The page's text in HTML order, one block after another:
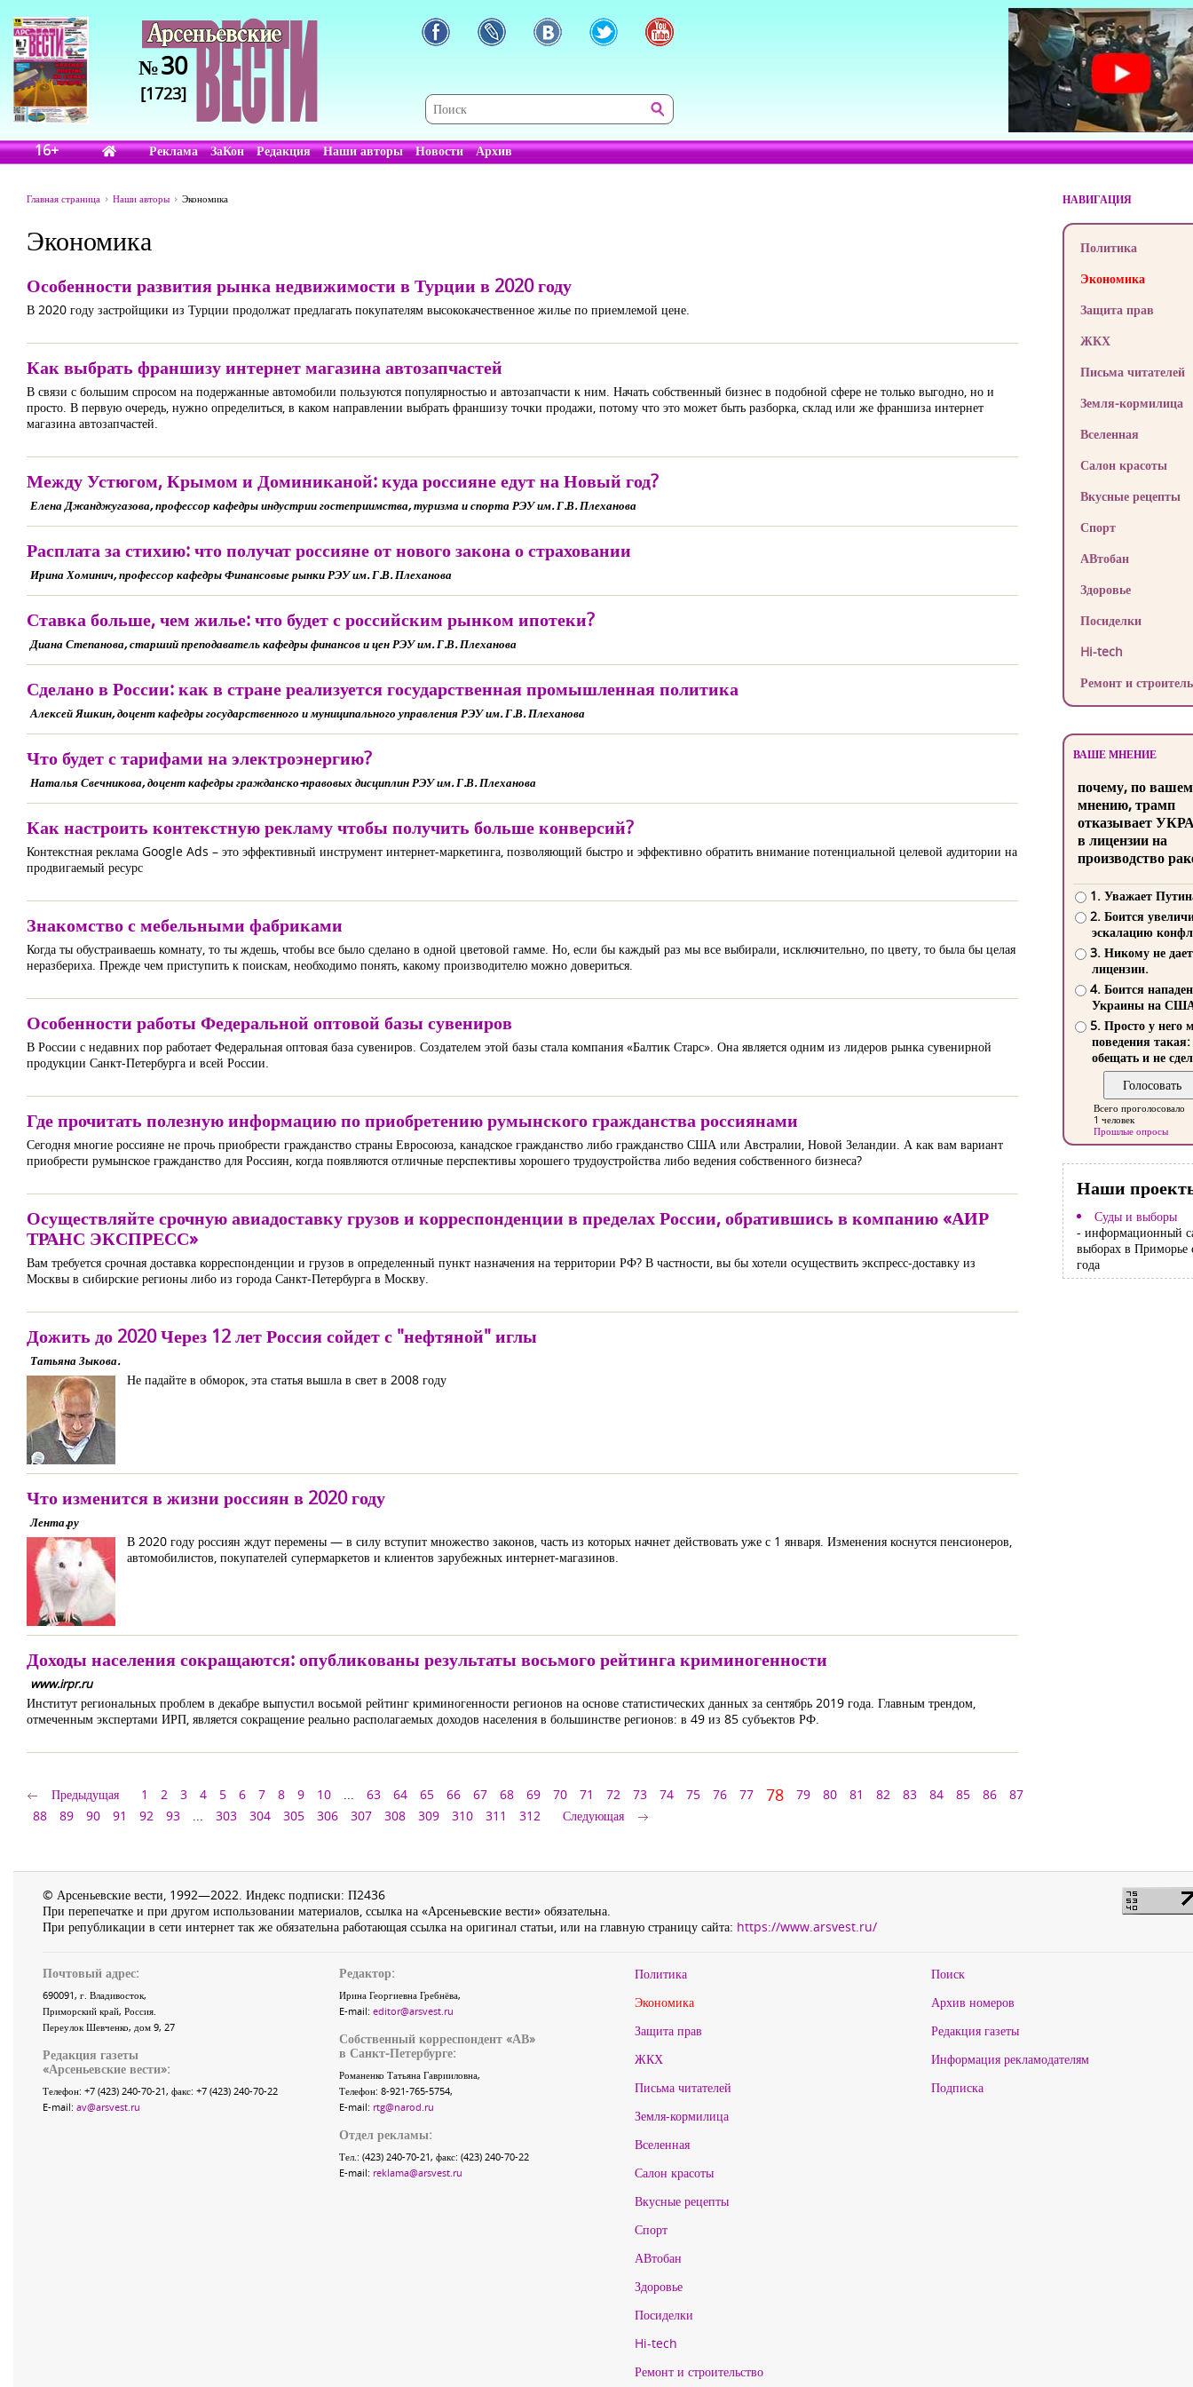
№30
[1723]
16+ Реклама ЗаКон Редакция Наши авторы Новости Архив
Главная страница Наши авторы Экономика
Экономика
Особенности развития рынка недвижимости в Турции в 2020 году
В 2020 году застройщики из Турции продолжат предлагать покупателям высококачественное жилье по приемлемой цене.
Как выбрать франшизу интернет магазина автозапчастей
В связи с большим спросом на подержанные автомобили пользуются популярностью и автозапчасти к ним. Начать собственный бизнес в подобной сфере не только выгодно, но и
просто. В первую очередь, нужно определиться, в каком направлении выбрать франшизу точки продажи, потому что это может быть разборка, склад или же франшиза интернет
магазина автозапчастей.
Между Устюгом, Крымом и Доминиканой: куда россияне едут на Новый год?
Елена Джанджугазова, профессор кафедры индустрии гостеприимства, туризма и спорта РЭУ им. Г.В. Плеханова
Расплата за стихию: что получат россияне от нового закона о страховании
Ирина Хоминич, профессор кафедры Финансовые рынки РЭУ им. Г.В. Плеханова
Ставка больше, чем жилье: что будет с российским рынком ипотеки?
Диана Степанова, старший преподаватель кафедры финансов и цен РЭУ им. Г.В. Плеханова
Сделано в России: как в стране реализуется государственная промышленная политика
Алексей Яшкин, доцент кафедры государственного и муниципального управления РЭУ им. Г.В. Плеханова
Что будет с тарифами на электроэнергию?
Наталья Свечникова, доцент кафедры гражданско-правовых дисциплин РЭУ им. Г.В. Плеханова
Как настроить контекстную рекламу чтобы получить больше конверсий?
Контекстная реклама Google Ads – это эффективный инструмент интернет-маркетинга, позволяющий быстро и эффективно обратить внимание потенциальной целевой аудитории на
продвигаемый ресурс
Знакомство с мебельными фабриками
Когда ты обустраиваешь комнату, то ты ждешь, чтобы все было сделано в одной цветовой гамме. Но, если бы каждый раз мы все выбирали, исключительно, по цвету, то была бы целая
неразбериха. Прежде чем приступить к поискам, необходимо понять, какому производителю можно довериться.
Особенности работы Федеральной оптовой базы сувениров
В России с недавних пор работает Федеральная оптовая база сувениров. Создателем этой базы стала компания «Балтик Старс». Она является одним из лидеров рынка сувенирной
продукции Санкт-Петербурга и всей России.
Где прочитать полезную информацию по приобретению румынского гражданства россиянами
Сегодня многие россияне не прочь приобрести гражданство страны Евросоюза, канадское гражданство либо гражданство США или Австралии, Новой Зеландии. А как вам вариант
приобрести румынское гражданство для Россиян, когда появляются отличные перспективы хорошего трудоустройства либо ведения собственного бизнеса?
Осуществляйте срочную авиадоставку грузов и корреспонденции в пределах России, обратившись в компанию «АИР
ТРАНС ЭКСПРЕСС»
Вам требуется срочная доставка корреспонденции и грузов в определенный пункт назначения на территории РФ? В частности, вы бы хотели осуществить экспресс-доставку из
Москвы в сибирские регионы либо из города Санкт-Петербурга в Москву.
Дожить до 2020 Через 12 лет Россия сойдет с "нефтяной" иглы
Татьяна Зыкова.
Не падайте в обморок, эта статья вышла в свет в 2008 году
Что изменится в жизни россиян в 2020 году
Лента.ру
В 2020 году россиян ждут перемены — в силу вступит множество законов, часть из которых начнет действовать уже с 1 января. Изменения коснутся пенсионеров,
автомобилистов, покупателей супермаркетов и клиентов зарубежных интернет-магазинов.
Доходы населения сокращаются: опубликованы результаты восьмого рейтинга криминогенности
www.irpr.ru
Институт региональных проблем в декабре выпустил восьмой рейтинг криминогенности регионов на основе статистических данных за сентябрь 2019 года. Главным трендом,
отмеченным экспертами ИРП, является сокращение реально располагаемых доходов населения в большинстве регионов: в 49 из 85 субъектов РФ.
Предыдущая 1 2 3 4 5 6 7 8 9 10 ... 63 64 65 66 67 68 69 70 71 72 73 74 75 76 77 78 79 80 81 82 83 84 85 86
87
88
89 90 91 92 93 ... 303 304 305 306 307 308 309 310 311 312 Следующая
НАВИГАЦИЯ
Политика
Экономика
Защита прав
ЖКХ
Письма читателей
Земля-кормилица
Вселенная
Салон красоты
Вкусные рецепты
Спорт
АВтобан
Здоровье
Посиделки
Hi-tech
Ремонт и
ВАШЕ МНЕНИЕ
почему, по
мнению, трамп
отказывает
в лицензии на
производство
1. Уважает
2. Боится
эскалацию
3. Никому не
лицензии.
4. Боится
Украины на
5. Просто у него
поведения такая:
обещать и не
Всего проголосовало
1 человек
Прошлые опросы
Наши
Суды и выборы
- информационный
выборах в Приморье
года
© Арсеньевские вести, 1992—2022. Индекс подписки: П2436
При перепечатке и при другом использовании материалов, ссылка на «Арсеньевские вести» обязательна.
При републикации в сети интернет так же обязательна работающая ссылка на оригинал статьи, или на главную страницу сайта: https://www.arsvest.ru/
Почтовый адрес:
690091, г. Владивосток,
Приморский край, Россия.
Переулок Шевченко, дом 9, 27
Редакция газеты
«Арсеньевские вести»:
Телефон: +7 (423) 240-70-21, факс: +7 (423) 240-70-22
E-mail: av@arsvest.ru
Редактор:
Ирина Георгиевна Гребнёва,
E-mail: editor@arsvest.ru
Собственный корреспондент «АВ»
в Санкт-Петербурге:
Романенко Татьяна Гаврииловна,
Телефон: 8-921-765-5754,
E-mail: rtg@narod.ru
Отдел рекламы:
Тел.: (423) 240-70-21, факс: (423) 240-70-22
E-mail: reklama@arsvest.ru
Политика
Экономика
Защита прав
ЖКХ
Письма читателей
Земля-кормилица
Вселенная
Салон красоты
Вкусные рецепты
Спорт
АВтобан
Здоровье
Посиделки
Hi-tech
Ремонт и строительство
Поиск
Архив номеров
Редакция газеты
Информация рекламодателям
Подписка